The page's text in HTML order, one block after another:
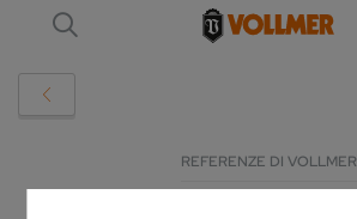
REFERENZE DI VOLLMER